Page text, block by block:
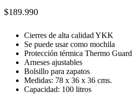
$189.990
Cierres de alta calidad YKK
Se puede usar como mochila
Protección térmica Thermo Guard
Arneses ajustables
Bolsillo para zapatos
Medidas: 78 x 36 x 36 cms.
Capacidad: 100 litros